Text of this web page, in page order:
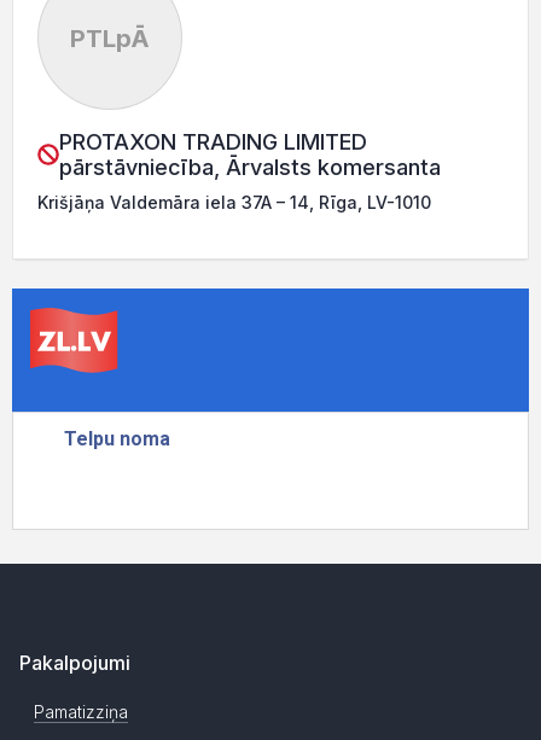
PTLpĀ
PROTAXON TRADING LIMITED
pārstāvniecība, Ārvalsts komersanta
Krišjāņa Valdemāra iela 37A – 14, Rīga, LV-1010
Pakalpojumi
Pamatizziņa